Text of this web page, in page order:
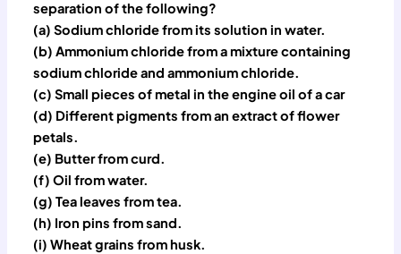
separation of the following?
(a) Sodium chloride from its solution in water.
(b) Ammonium chloride from a mixture containing
sodium chloride and ammonium chloride.
(c) Small pieces of metal in the engine oil of a car
(d) Different pigments from an extract of flower
petals.
(e) Butter from curd.
(f) Oil from water.
(g) Tea leaves from tea.
(h) Iron pins from sand.
(i) Wheat grains from husk.